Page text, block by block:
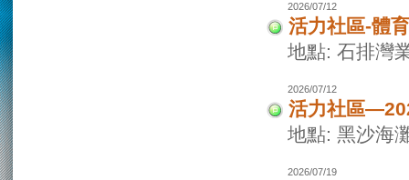
2026/07/12
活力社區-體
地點: 石排灣
2026/07/12
活力社區
地點: 黑沙海
2026/07/19